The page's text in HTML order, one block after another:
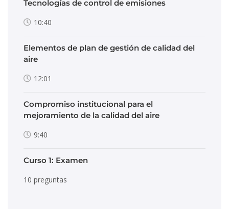
Tecnologías de control de emisiones
10:40
Elementos de plan de gestión de calidad del
aire
12:01
Compromiso institucional para el
mejoramiento de la calidad del aire
9:40
Curso 1: Examen
10 preguntas